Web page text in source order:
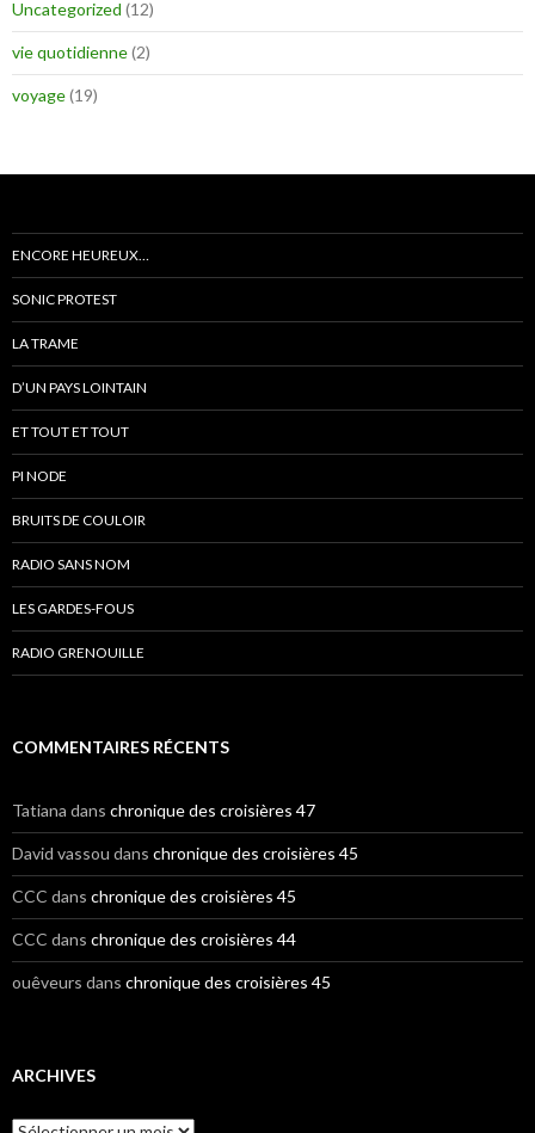
Uncategorized (12)
vie quotidienne(2)
voyage(19)
ENCORE HEUREUX…
SONIC PROTEST
LA TRAME
D’UN PAYS LOINTAIN
ET TOUT ET TOUT
PI NODE
BRUITS DE COULOIR
RADIO SANS NOM
LES GARDES-FOUS
RADIO GRENOUILLE
COMMENTAIRES RÉCENTS
Tatiana dans chronique des croisières 47
David vassou dans chronique des croisières 45
CCC dans chronique des croisières 45
CCC dans chronique des croisières 44
ouêveurs dans chronique des croisières 45
ARCHIVES
A